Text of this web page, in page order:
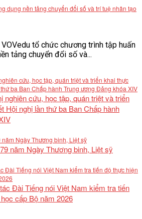
dụng nền tảng chuyển đổi số và trí tuệ nhân tạo
tổ chức chương trình tập huấn
tảng chuyển đổi số và...
nghiên cứu, học tập, quán triệt và triển
Hội nghị lần thứ ba Ban Chấp hành
năm Ngày Thương binh, Liệt sỹ
Đài Tiếng nói Việt Nam kiểm tra tiến
cấp Bộ năm 2026